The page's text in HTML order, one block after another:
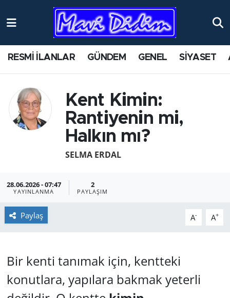
RESMİ İLANLAR GÜNDEM GENEL SİYASET
Kent Kimin:
Rantiyenin mi,
Halkın mı?
SELMA ERDAL
28.06.2026 - 07:47
YAYINLANMA
2
PAYLAŞIM
Paylaş A- A+
Bir kenti tanımak için, kentteki
konutlara, yapılara bakmak yeterli
ANTİK YERLER
AYDIN
BİLİM VE TEKNOLOJİ
EKONOMİ
GENEL
HABERDE İNSAN
Nöbetçi Eczaneler
Namaz Vakitleri
Trafik Durumu
Süper Lig Puan Durumu ve Fikstür
Son Dakika Haberleri
Haber Arşivi